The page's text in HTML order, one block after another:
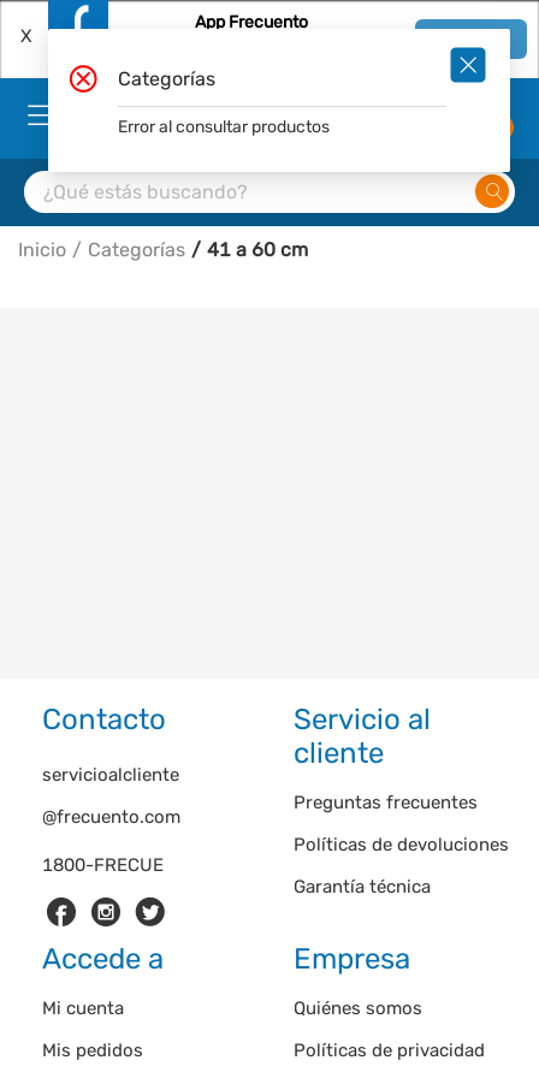
X
App Frecuento
Inicio Categorías 41 a 60 cm
Contacto
1800-FRECUE
servicioalcliente
@frecuento.com
Servicio al
cliente
Preguntas frecuentes
Políticas de devoluciones
Garantía técnica
Accede a
Mi cuenta
Mis pedidos
Empresa
Quiénes somos
Políticas de privacidad
Categorías
Error al consultar productos